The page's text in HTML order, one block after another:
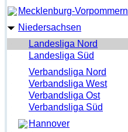
Mecklenburg-Vorpommern
Niedersachsen
Landesliga Nord
Landesliga Süd
Verbandsliga Nord
Verbandsliga West
Verbandsliga Ost
Verbandsliga Süd
Hannover